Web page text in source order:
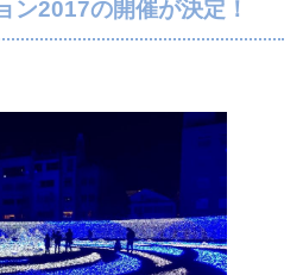
ン2017の開催が決定！